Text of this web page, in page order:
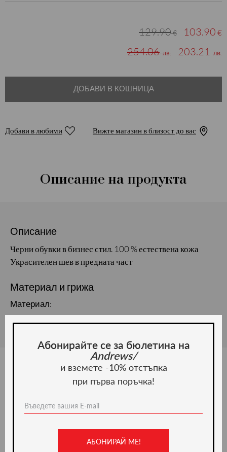
129.90€ 103.90 €
254.06лв. 203.21 лв.
ДОБАВИ В КОШНИЦА
Добави в любими Вижте магазин в близост до вас
Описание на продукта
Описание
Черни обувки в бизнес стил. 100 % естествена кожа
Украсителен шев в предната част
Материал и грижа
Материал:
Ние препоръчваме
Абонирайте се за бюлетина на
Andrews/
и вземете -10% отстъпка
при първа поръчка!
АБОНИРАЙ МЕ!